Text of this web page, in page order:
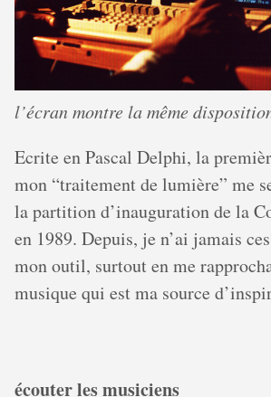
l’écran montre la même
Ecrite en Pascal Delphi, la
mon “traitement de lumière” me
la partition d’inauguration de la
en 1989. Depuis, je n’ai jamais
mon outil, surtout en me
musique qui est ma source
écouter les musiciens